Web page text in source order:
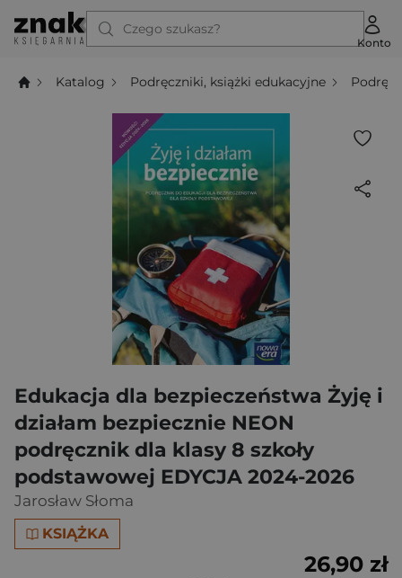
Czego szukasz?
Konto
Katalog Podręczniki, książki edukacyjne
Edukacja dla bezpieczeństwa Żyję i
działam bezpiecznie NEON
podręcznik dla klasy 8 szkoły
podstawowej EDYCJA 2024-2026
Jarosław Słoma
KSIĄŻKA
26,90 zł